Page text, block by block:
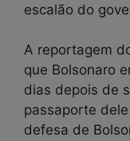
escalão do
A reportagem
que Bolsonaro
dias depois de
passaporte
defesa de